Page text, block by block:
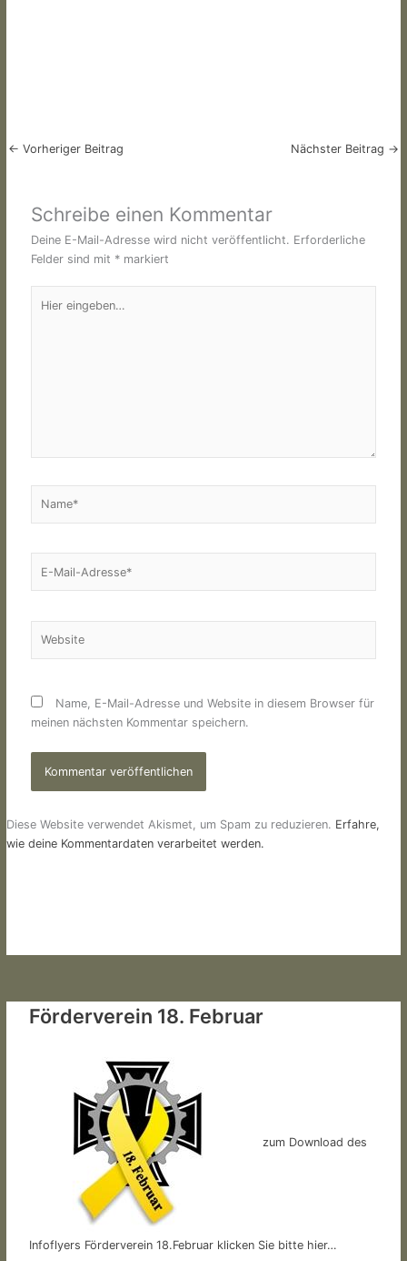
← Vorheriger Beitrag Nächster Beitrag →
Schreibe einen Kommentar
Deine E-Mail-Adresse wird nicht veröffentlicht. Erforderliche
Felder sind mit * markiert
eingeben…
Mail-
Name, E-Mail-Adresse und Website in diesem Browser für
meinen nächsten Kommentar speichern.
Diese Website verwendet Akismet, um Spam zu reduzieren. Erfahre,
wie deine Kommentardaten verarbeitet werden.
Förderverein 18. Februar
zum Download des
Infoflyers Förderverein 18.Februar klicken Sie bitte hier…